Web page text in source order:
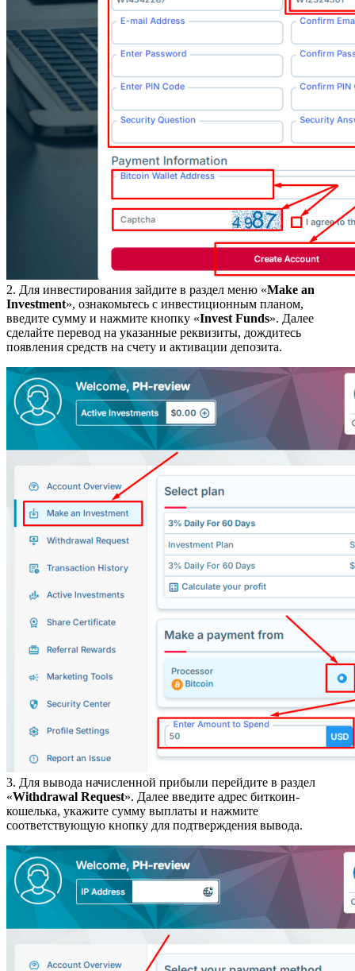
2. Для инвестирования зайдите в раздел меню «Make an
Investment», ознакомьтесь с инвестиционным планом,
введите сумму и нажмите кнопку «Invest Funds». Далее
сделайте перевод на указанные реквизиты, дождитесь
появления средств на счету и активации депозита.
3. Для вывода начисленной прибыли перейдите в раздел
«Withdrawal Request». Далее введите адрес биткоин-
кошелька, укажите сумму выплаты и нажмите
соответствующую кнопку для подтверждения вывода.